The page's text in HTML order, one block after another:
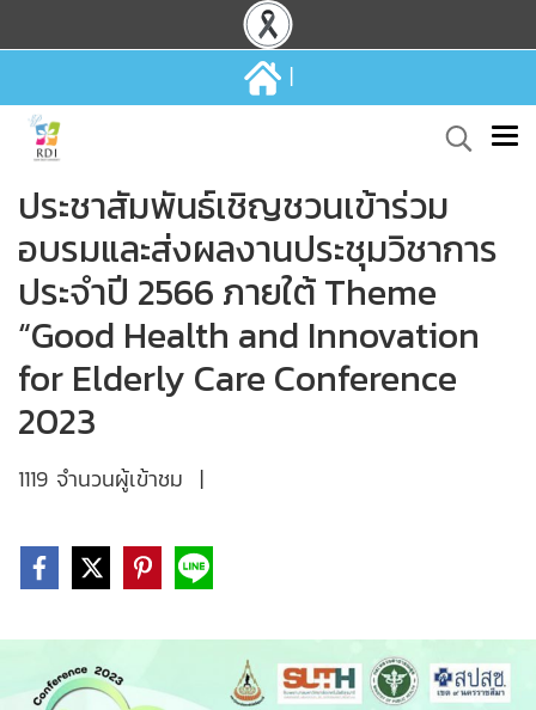
|
ประชาสัมพันธ์เชิญชวนเข้าร่วม
อบรมและส่งผลงานประชุมวิชาการ
ประจำปี 2566 ภายใต้ Theme
“Good Health and Innovation
for Elderly Care Conference
2023
1119 จำนวนผู้เข้าชม |